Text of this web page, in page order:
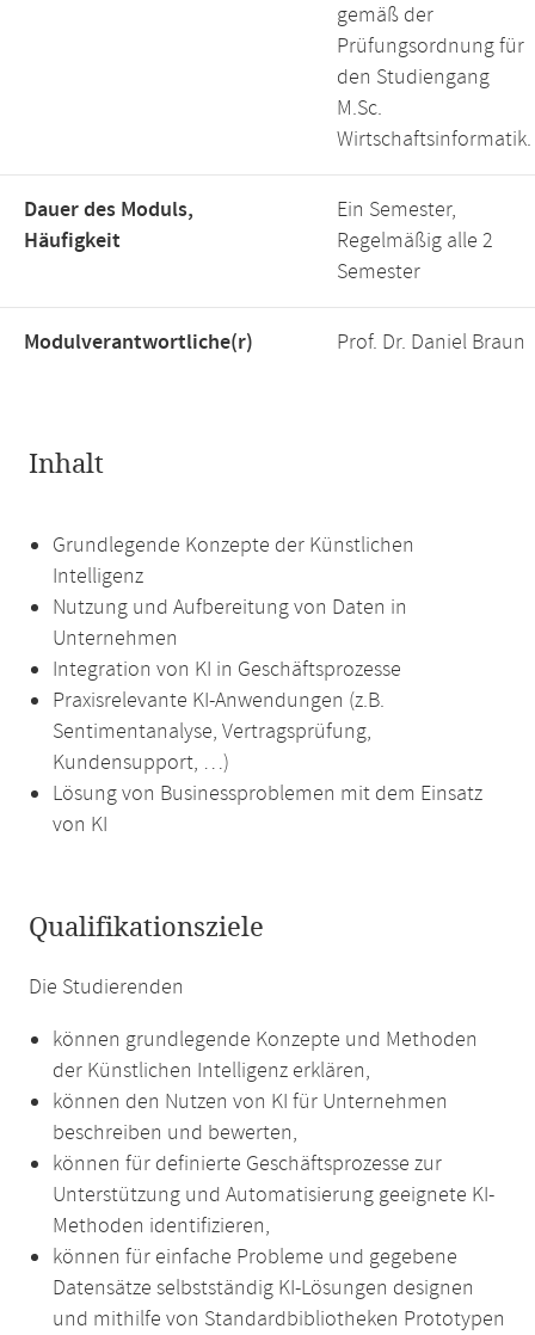
gemäß der
Prüfungsordnung für
den Studiengang
M.Sc.
Wirtschaftsinformatik.
Dauer des Moduls,
Häufigkeit
Ein Semester,
Regelmäßig alle 2
Semester
Modulverantwortliche(r) Prof. Dr. Daniel Braun
Inhalt
Grundlegende Konzepte der Künstlichen
Intelligenz
Nutzung und Aufbereitung von Daten in
Unternehmen
Integration von KI in Geschäftsprozesse
Praxisrelevante KI-Anwendungen (z.B.
Sentimentanalyse, Vertragsprüfung,
Kundensupport, …)
Lösung von Businessproblemen mit dem Einsatz
von KI
Qualifikationsziele
Die Studierenden
können grundlegende Konzepte und Methoden
der Künstlichen Intelligenz erklären,
können den Nutzen von KI für Unternehmen
beschreiben und bewerten,
können für definierte Geschäftsprozesse zur
Unterstützung und Automatisierung geeignete KI-
Methoden identifizieren,
können für einfache Probleme und gegebene
Datensätze selbstständig KI-Lösungen designen
und mithilfe von Standardbibliotheken Prototypen